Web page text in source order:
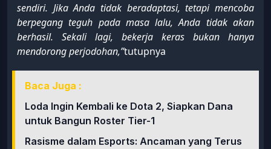
sendiri. Jika Anda tidak beradaptasi, tetapi mencoba
berpegang teguh pada masa lalu, Anda tidak akan
berhasil. Sekali lagi, bekerja keras bukan hanya
mendorong perjodohan,”tutupnya
Baca Juga :
Loda Ingin Kembali ke Dota 2, Siapkan Dana
untuk Bangun Roster Tier-1
Rasisme dalam Esports: Ancaman yang Terus